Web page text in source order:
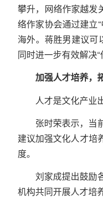
攀升，网络作家越发
络作家协会通过建立
海外。蒋胜男建议可
同时进一步有效解决
加强人才培养，
人才是文化产业
张时荣表示，当
建议加强文化人才培
度。
刘家成提出鼓励
机构共同开展人才培